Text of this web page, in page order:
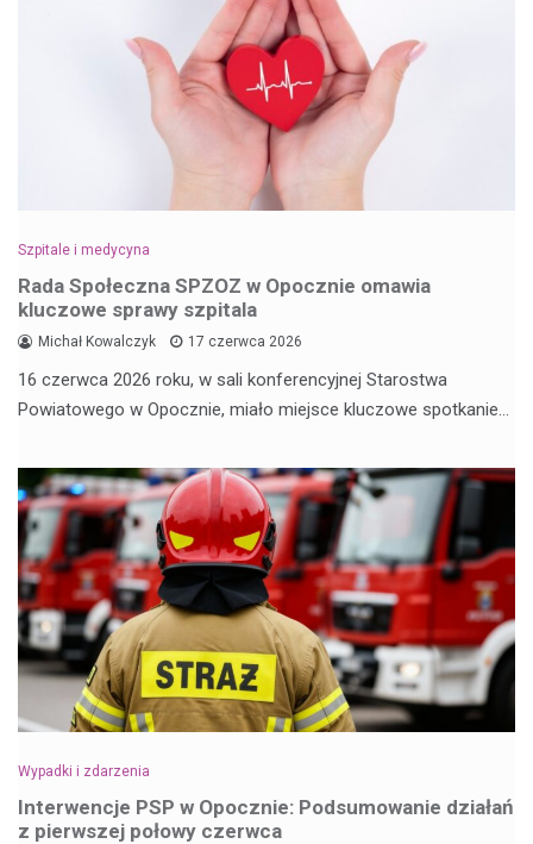
Szpitale i medycyna
Rada Społeczna SPZOZ w Opocznie omawia
kluczowe sprawy szpitala
Michał Kowalczyk 17 czerwca 2026
16 czerwca 2026 roku, w sali konferencyjnej Starostwa
Powiatowego w Opocznie, miało miejsce kluczowe spotkanie…
Wypadki i zdarzenia
Interwencje PSP w Opocznie: Podsumowanie działań
z pierwszej połowy czerwca